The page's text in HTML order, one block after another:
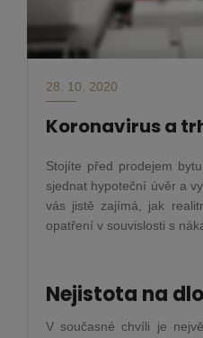
28. 10. 2020
Koronavirus a
Stojíte před prodejem
sjednat hypoteční úvěr a
vás jistě zajímá, jak
opatření v souvislosti s
Nejistota na
V současné chvíli je